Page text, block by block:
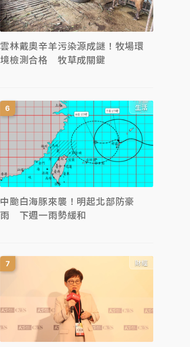
雲林戴奧辛羊污染源成謎！牧場環
境檢測合格 牧草成關鍵
生活
中颱白海豚來襲！明起北部防豪
雨 下週一雨勢緩和
財經